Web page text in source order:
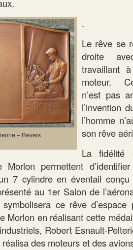
– Revers
.
Le rêve se
droite
travaillant
moteur.
n’est pas
l’invention
l’homme
son rêve
La fidélité
Morlon permettent
7 cylindre en éventail
au 1er Salon de
ce rêve
Morlon en réalisant cette
Robert Esnault-
des moteurs et des